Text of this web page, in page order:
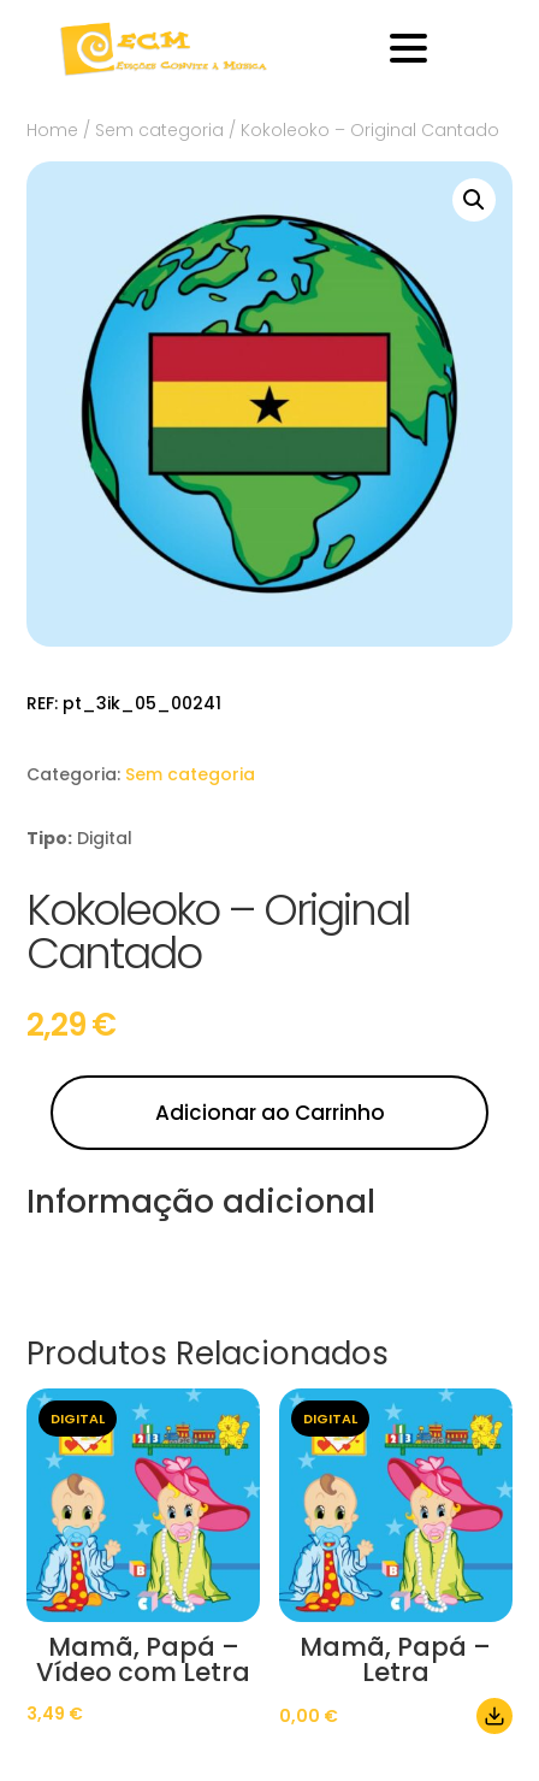
Home / Sem categoria / Kokoleoko – Original Cantado
REF: pt_3ik_05_00241
Categoria: Sem categoria
Tipo: Digital
Kokoleoko – Original
Cantado
2,29€
Adicionar ao Carrinho
Informação adicional
Produtos Relacionados
DIGITAL
Mamã, Papá –
Vídeo com Letra
3,49 €
DIGITAL
Mamã, Papá –
Letra
0,00 €